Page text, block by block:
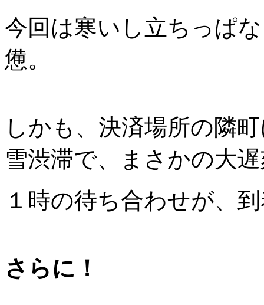
今回は寒いし立ちっぱ
憊。
しかも、決済場所の隣
雪渋滞で、まさかの大
１時の待ち合わせが、
さらに！